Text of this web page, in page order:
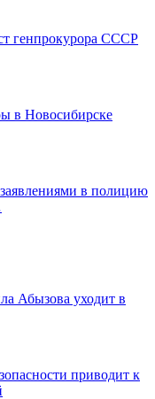
генпрокурора СССР
в Новосибирске
в полицию
Абызова уходит в
приводит к